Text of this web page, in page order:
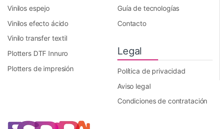
Vinilos espejo
Vinilos efecto ácido
Vinilo transfer textil
Plotters DTF Innuro
Plotters de impresión
Guía de tecnologías
Contacto
Legal
Política de privacidad
Aviso legal
Condiciones de contratación